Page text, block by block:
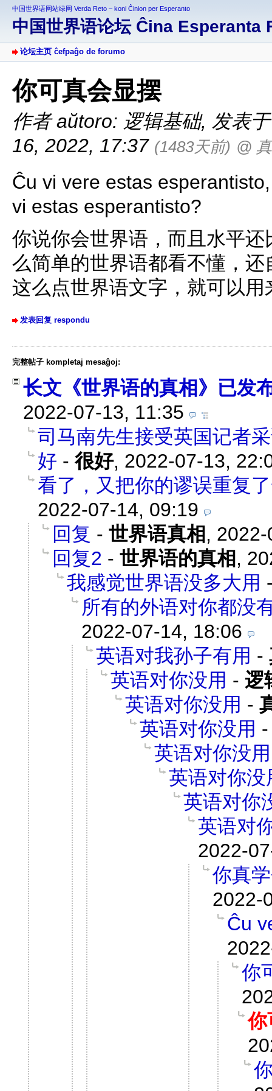
中国世界语网站绿网 Verda Reto – koni Ĉinion per Esperanto
中国世界语论坛 Ĉina Esperanta
论坛主页 ĉefpaĝo de forumo
你可真会显摆
作者 aŭtoro: 逻辑基础, 发表
16, 2022, 17:37 (1483天前) @
Ĉu vi vere estas
vi estas esperantisto?
你说你会世界语，而且水平
么简单的世界语都看不懂，
这么点世界语文字，就可以用
发表回复 respondu
完整帖子 kompletaj mesaĝoj:
长文《世界语的真相》已发
2022-07-13, 11:35
司马南先生接受英国记者
好 - 很好, 2022-07-13,
看了，又把你的谬误重复
2022-07-14, 09:19
回复 - 世界语真相 ,
回复2 - 世界语的真相 ,
我感觉世界语没多大用
所有的外语对你都没
2022-07-14, 18:06
英语对我孙子有用 -
英语对你没用 - 逻
英语对你没用 -
英语对你没用
英语对你没用
英语对你没
英语对你
英语对
2022-
你真
2022-
Ĉu
你
你